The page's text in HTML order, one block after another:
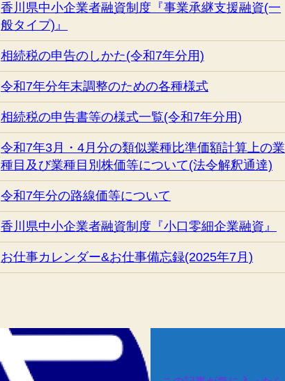
香川県中小企業者融資制度『事業承継支援融資(一
般タイプ)』
相続税の申告のしかた(令和7年分用)
令和7年分年末調整のための各種様式
相続税の申告書等の様式一覧(令和7年分用)
令和7年3月・4月分の類似業種比準価額計算上の業
種目及び業種目別株価等について(法令解釈通達)
令和7年分の路線価等について
香川県中小企業者融資制度『小口零細企業融資』
お仕事カレンダー&お仕事備忘録(2025年7月)